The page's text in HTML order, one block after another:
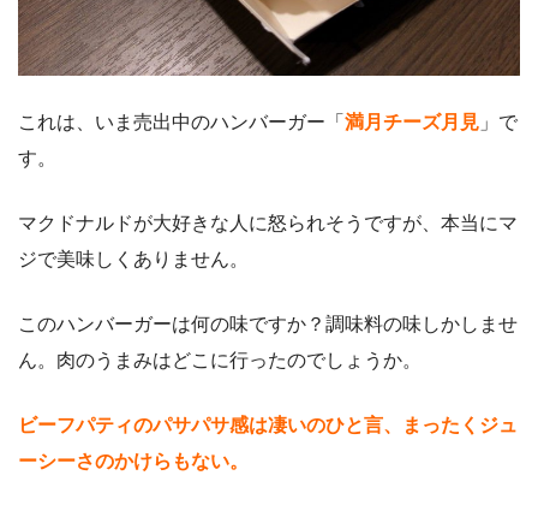
これは、いま売出中のハンバーガー「 満月チーズ月見 」で
す。
マクドナルドが大好きな人に怒られそうですが、本当にマ
ジで美味しくありません。
このハンバーガーは何の味ですか？調味料の味しかしませ
ん。肉のうまみはどこに行ったのでしょうか。
ビーフパティのパサパサ感は凄いのひと言、まったくジュ
ーシーさのかけらもない。